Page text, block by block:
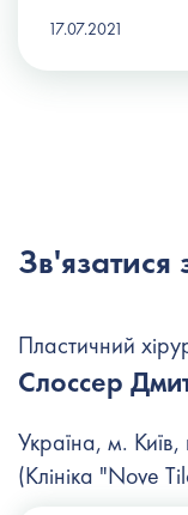
17.07.2021
Зв'язатися
Пластичний
Слоссер
Україна, м.
(Клініка "Nove